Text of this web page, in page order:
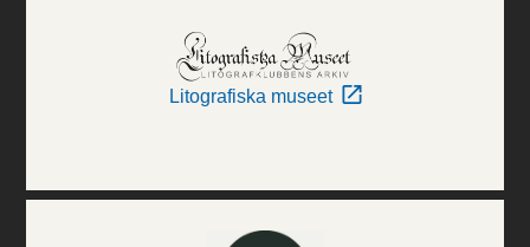
Litografiska museet